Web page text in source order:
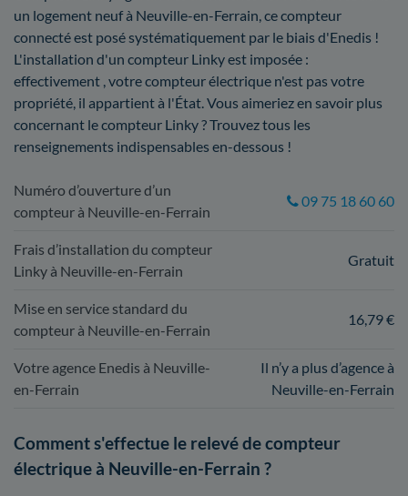
un logement neuf à Neuville-en-Ferrain, ce compteur
connecté est posé systématiquement par le biais d'Enedis !
L'installation d'un compteur Linky est imposée :
effectivement , votre compteur électrique n'est pas votre
propriété, il appartient à l'État. Vous aimeriez en savoir plus
concernant le compteur Linky ? Trouvez tous les
renseignements indispensables en-dessous !
Numéro d’ouverture d’un
compteur à Neuville-en-Ferrain
09 75 18 60 60
Frais d’installation du compteur
Linky à Neuville-en-Ferrain
Gratuit
Mise en service standard du
compteur à Neuville-en-Ferrain
16,79 €
Votre agence Enedis à Neuville-
en-Ferrain
Il n’y a plus d’agence à
Neuville-en-Ferrain
Comment s'effectue le relevé de compteur
électrique à Neuville-en-Ferrain ?